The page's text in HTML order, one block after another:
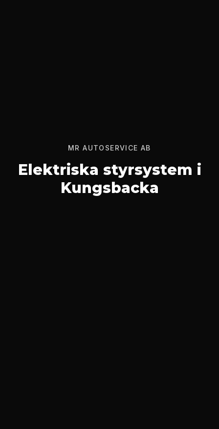
MR AUTOSERVICE AB
Elektriska styrsystem i
Kungsbacka